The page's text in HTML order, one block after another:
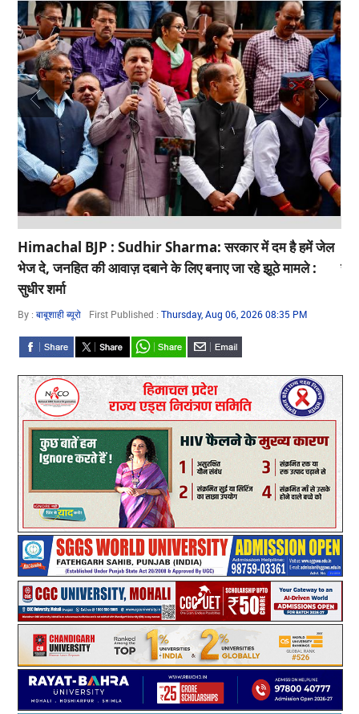
Himachal BJP : Sudhir Sharma: सरकार में दम है हमें जेल
भेज दे, जनहित की आवाज़ दबाने के लिए बनाए जा रहे झूठे मामले :
सुधीर शर्मा
By :बाबूशाही ब्यूरो First Published :Thursday, Aug 06, 2026 08:35 PM